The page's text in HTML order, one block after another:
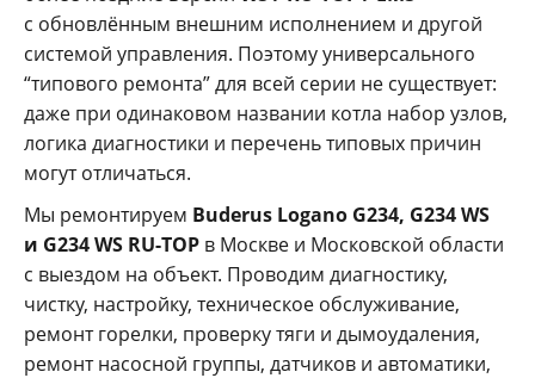
с обновлённым внешним исполнением и другой
системой управления. Поэтому универсального
“типового ремонта” для всей серии не существует:
даже при одинаковом названии котла набор узлов,
логика диагностики и перечень типовых причин
могут отличаться.
Мы ремонтируем Buderus Logano G234, G234 WS
и G234 WS RU-TOP в Москве и Московской области
с выездом на объект. Проводим диагностику,
чистку, настройку, техническое обслуживание,
ремонт горелки, проверку тяги и дымоудаления,
ремонт насосной группы, датчиков и автоматики,